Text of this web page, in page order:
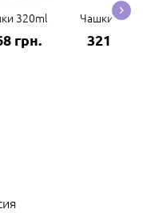
320ml
грн.
Чашки
321 грн.